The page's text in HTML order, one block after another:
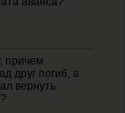
причем
друг погиб, а
вернуть